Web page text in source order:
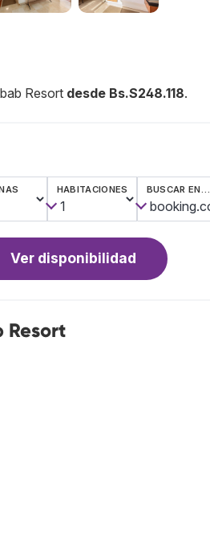
Resort desde Bs.S248.118.
HABITACIONES BUSCAR EN…
Ver disponibilidad
Resort